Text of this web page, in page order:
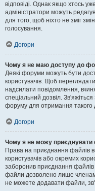
відповіді. Однак якщо хтось
адміністратори можуть
для того, щоб ніхто не зміг
голосування.
Догори
Чому я не маю доступу до
Деякі форуми можуть бути
користувачів. Щоб
надсилати повідомлення,
спеціальний дозвіл.
форуму для отримання такого
Догори
Чому я не можу
Права на приєднання файлів
користувачів або окремих
заборонив приєднання
файли дозволено лише
не можете додавати файли,